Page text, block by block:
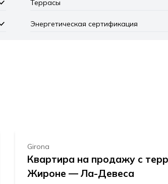
Террасы
Энергетическая сертификация
Girona
Квартира на продажу с
Жироне — Ла-Девеса